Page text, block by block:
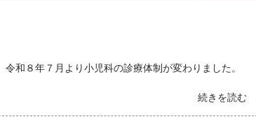
和８年７月より小児科の診療体制が変わりました。
続きを読む